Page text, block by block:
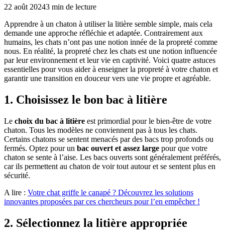
22 août 20243 min de lecture
Apprendre à un chaton à utiliser la litière semble simple, mais cela
demande une approche réfléchie et adaptée. Contrairement aux
humains, les chats n’ont pas une notion innée de la propreté comme
nous. En réalité, la propreté chez les chats est une notion influencée
par leur environnement et leur vie en captivité. Voici quatre astuces
essentielles pour vous aider à enseigner la propreté à votre chaton et
garantir une transition en douceur vers une vie propre et agréable.
1. Choisissez le bon bac à litière
Le choix du bac à litière est primordial pour le bien-être de votre
chaton. Tous les modèles ne conviennent pas à tous les chats.
Certains chatons se sentent menacés par des bacs trop profonds ou
fermés. Optez pour un bac ouvert et assez large pour que votre
chaton se sente à l’aise. Les bacs ouverts sont généralement préférés,
car ils permettent au chaton de voir tout autour et se sentent plus en
sécurité.
A lire : Votre chat griffe le canapé ? Découvrez les solutions
innovantes proposées par ces chercheurs pour l’en empêcher !
2. Sélectionnez la litière appropriée